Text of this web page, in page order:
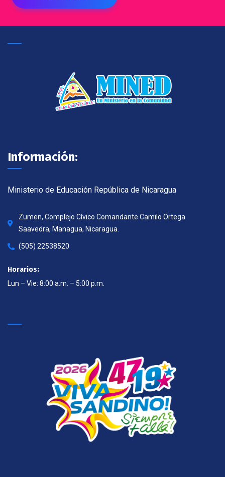
Información:
Ministerio de Educación República de Nicaragua
Zumen, Complejo Cívico Comandante Camilo Ortega
Saavedra, Managua, Nicaragua.
(505) 22538520
Horarios:
Lun – Vie: 8:00 a.m. – 5:00 p.m.